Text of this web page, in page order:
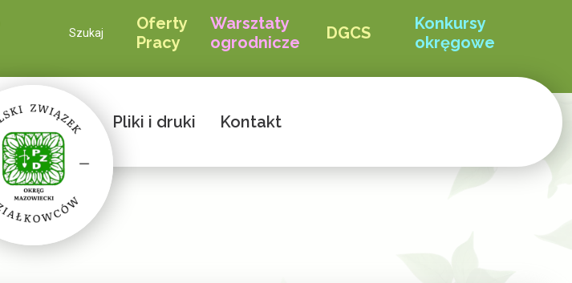
Szukaj
Oferty
Pracy
Warsztaty
ogrodnicze
DGCS
Konkursy
okręgowe
Przetargi Pliki i druki Kontakt